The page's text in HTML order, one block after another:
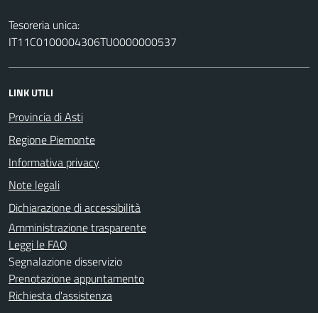
Tesoreria unica:
IT11C0100004306TU0000000537
LINK UTILI
Provincia di Asti
Regione Piemonte
Informativa privacy
Note legali
Dichiarazione di accessibilità
Amministrazione trasparente
Leggi le FAQ
Segnalazione disservizio
Prenotazione appuntamento
Richiesta d'assistenza